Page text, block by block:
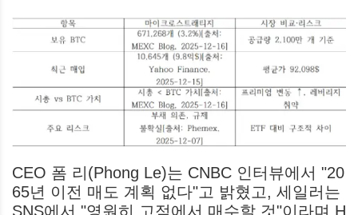
CEO 폼 리(Phong Le)는 CNBC 인터뷰에서 "20
65년 이전 매도 계획 없다"고 밝혔고, 세일러는
SNS에서 "영원히 고점에서 매수할 것"이라며 H